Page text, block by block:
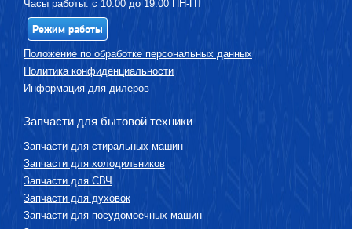
Часы работы: с 10:00 до 19:00 ПН-ПТ
Режим работы
Положение по обработке персональных данных
Политика конфиденциальности
Информация для дилеров
Запчасти для бытовой техники
Запчасти для стиральных машин
Запчасти для холодильников
Запчасти для СВЧ
Запчасти для духовок
Запчасти для посудомоечных машин